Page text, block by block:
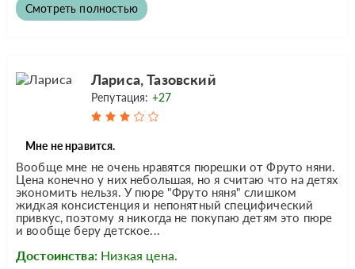
Смотреть полностью
Лариса, Тазовский
Репутация: +27
Мне не нравится.
Вообще мне не очень нравятся пюрешки от Фруто няни.
Цена конечно у них небольшая, но я считаю что на детях
экономить нельзя. У пюре "Фруто няня" слишком
жидкая консистенция и непонятный специфический
привкус, поэтому я никогда не покупаю детям это пюре
и вообще беру детское...
Достоинства: Низкая цена.